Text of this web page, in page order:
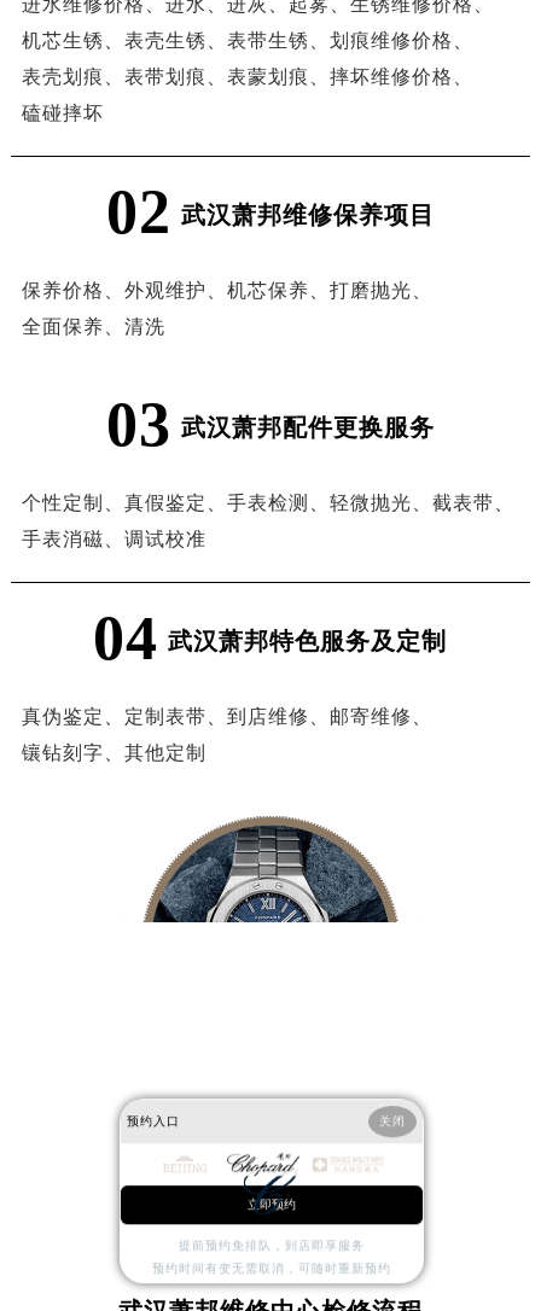
进水维修价格、 进水、 进灰、 起雾、 生锈维修价格、
机芯生锈、 表壳生锈、 表带生锈、 划痕维修价格、
表壳划痕、 表带划痕、 表蒙划痕、 摔坏维修价格、
磕碰摔坏
02 武汉萧邦维修保养项目
保养价格、 外观维护、 机芯保养、 打磨抛光、
全面保养、 清洗
03 武汉萧邦配件更换服务
个性定制、 真假鉴定、 手表检测、 轻微抛光、 截表带、
手表消磁、 调试校准
04 武汉萧邦特色服务及定制
真伪鉴定、 定制表带、 到店维修、 邮寄维修、
镶钻刻字、 其他定制
PROCESS
预约入口 关闭
立即预约
提前预约免排队，到店即享服务
预约时间有变无需取消，可随时重新预约